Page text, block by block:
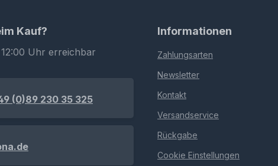
Kauf?
Uhr erreichbar
(0)89 230 35 325
Informationen
Zahlungsarten
Newsletter
Kontakt
Versandservice
Rückgabe
Cookie Einstellungen